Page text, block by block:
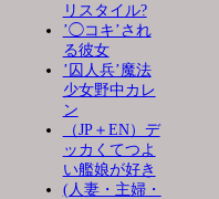
リスタイル?
’◯コキ’され
る彼女
’囚人兵’魔法
少女野中カレ
ン
（JP＋EN）デ
ッカくてつよ
い艦娘が好き
(人妻・主婦・